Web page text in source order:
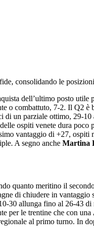
consolidando le
dell’ultimo posto
o combattuto, 7-2. Il Q2 è
di un parziale ottimo, 29-
ospiti venete dura poco
vantaggio di +27,
A segno anche Martina
quanto meritino il
di chiudere in
allunga fino al 26-43
per le trentine che con una
al primo turno. In